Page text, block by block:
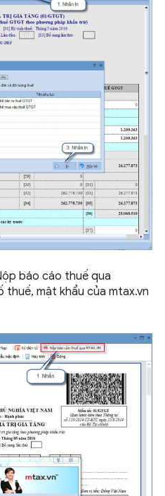
báo cáo thuế qua
thuế, mật khẩu của mtax.vn